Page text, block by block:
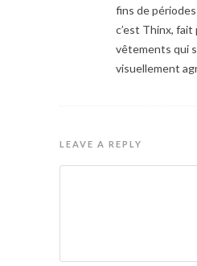
fins de
c’est Thinx,
vêtements qui
visuellement
LEAVE A REPLY